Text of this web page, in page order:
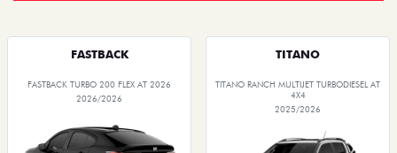
FASTBACK
FASTBACK TURBO 200 FLEX AT 2026
2026/2026
TITANO
TITANO RANCH MULTIJET TURBODIESEL AT
4X4
2025/2026